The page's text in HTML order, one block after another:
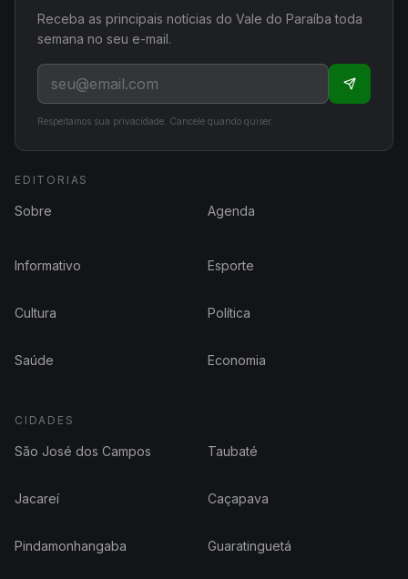
Receba as principais notícias do Vale do Paraíba toda
semana no seu e-mail.
Respeitamos sua privacidade. Cancele quando quiser.
EDITORIAS
Sobre Agenda
Informativo Esporte
Cultura Política
Saúde Economia
CIDADES
São José dos Campos Taubaté
Jacareí Caçapava
Pindamonhangaba Guaratinguetá